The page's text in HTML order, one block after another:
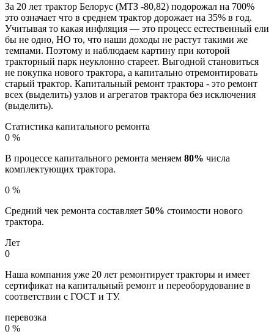
За 20 лет трактор Белорус (МТЗ -80,82) подорожал на 700%
это означает что в среднем трактор дорожает на 35% в год.
Учитывая то какая инфляция — это процесс естественный ели
бы не одно, НО то, что наши доходы не растут такими же
темпами. Поэтому и наблюдаем картину при которой
тракторный парк неуклонно стареет. Выгодной становиться
не покупка нового трактора, а капитально отремонтировать
старый трактор. Капитальный ремонт трактора - это ремонт
всех (выделить) узлов и агрегатов трактора без исключения
(выделить).
Статистика капитального ремонта
0 %
В процессе капитального ремонта меняем 80% числа
комплектующих трактора.
0 %
Средний чек ремонта составляет 50% стоимости нового
трактора.
Лет
0
Наша компания уже 20 лет ремонтирует тракторы и имеет
сертификат на капитальный ремонт и переоборудование в
соответствии с ГОСТ и ТУ.
перевозка
0 %